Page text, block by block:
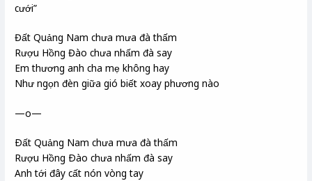
cưới”
Đất Quảng Nam chưa mưa đà thấm
Rượu Hồng Đào chưa nhấm đà say
Em thương anh cha mẹ không hay
Như ngọn đèn giữa gió biết xoay phương nào
—o—
Ðất Quảng Nam chưa mưa đà thấm
Rượu Hồng Ðào chưa nhấm đà say
Anh tới đây cất nón vòng tay